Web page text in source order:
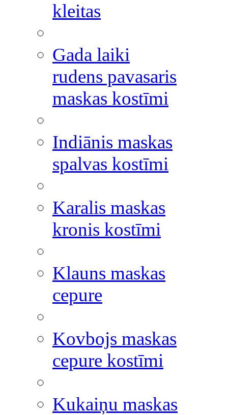
kleitas
Gada laiki
rudens pavasaris
maskas kostīmi
Indiānis maskas
spalvas kostīmi
Karalis maskas
kronis kostīmi
Klauns maskas
cepure
Kovbojs maskas
cepure kostīmi
Kukaiņu maskas